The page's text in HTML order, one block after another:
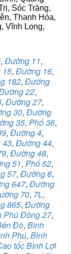
Sóc Trăng,
Thanh Hóa,
Vĩnh Long,
, Đường 11,
, Đường 16,
182, Đường
22,
, Đường 27,
30, Đường
35, Phố 36,
, Đường 4,
, Đường 44,
, Đường 48,
51, Phố 52,
57, Đường 6,
647, Đường
70, 7L,
865, Đường
Phú Đông 27,
Đò, Bình
Phú, Bình
tốc Bình Lợi